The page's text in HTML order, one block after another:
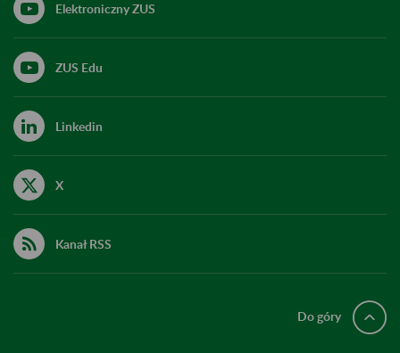
Elektroniczny ZUS
ZUS Edu
Linkedin
X
Kanał RSS
Do góry